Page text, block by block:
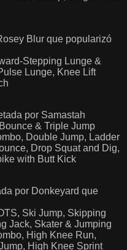
Blur que popularizó
Stepping Lunge &
Lunge, Knee Lift
por Samastah
& Triple Jump
Double Jump, Ladder
Drop Squat and Dig,
with Butt Kick
por Donkeyard que
Ski Jump, Skipping
Jack, Skater & Jumping
High Knee Run,
High Knee Sprint